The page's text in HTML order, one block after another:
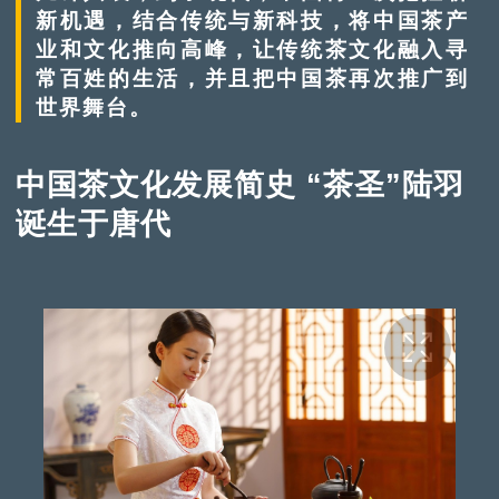
新机遇，结合传统与新科技，将中国茶产
业和文化推向高峰，让传统茶文化融入寻
常百姓的生活，并且把中国茶再次推广到
世界舞台。
中国茶文化发展简史 “茶圣”陆羽
诞生于唐代